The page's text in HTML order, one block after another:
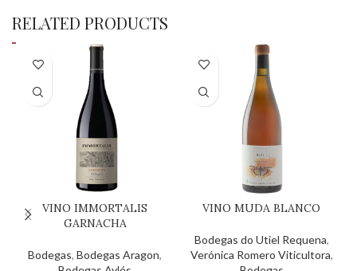
RELATED PRODUCTS
VINO IMMORTALIS
GARNACHA
Bodegas,Bodegas Aragon,
VINO MUDA BLANCO
Bodegas do Utiel Requena,
Verónica Romero Viticultora,